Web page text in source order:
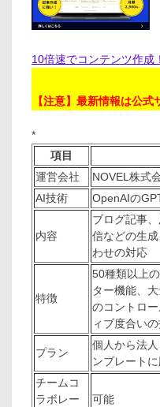
10倍速でコンテンツ作成
【注意】最新情報は公式
*
項目
運営会社
NOVEL株式
AI技術
OpenAIの
内容
ブログ記事
信などの生
わせの対応
特徴
50種類以上
ター機能、
のコントロ
ィブ度合い
プラン
個人から法
ンプレート
チームコ
ラボレー
可能